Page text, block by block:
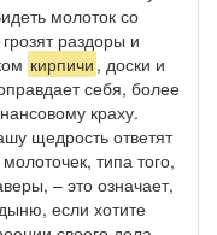
молоток со
раздоры и
кирпичи , доски и
себя, более
краху.
щедрость ответят
типа того,
– это означает,
если хотите